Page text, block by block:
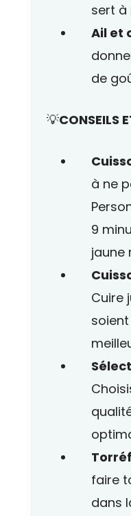
sert à
Ail et
de
💡CONSEILS
à ne
9
jaune
Cuire
faire
dans